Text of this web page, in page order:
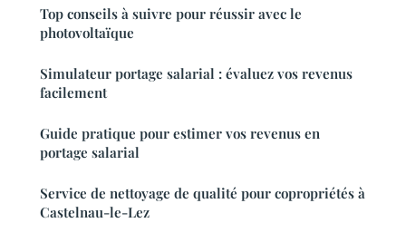
Top conseils à suivre pour réussir avec le
photovoltaïque
Simulateur portage salarial : évaluez vos revenus
facilement
Guide pratique pour estimer vos revenus en
portage salarial
Service de nettoyage de qualité pour copropriétés à
Castelnau-le-Lez